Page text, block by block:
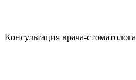
Консультация врача-стоматолога